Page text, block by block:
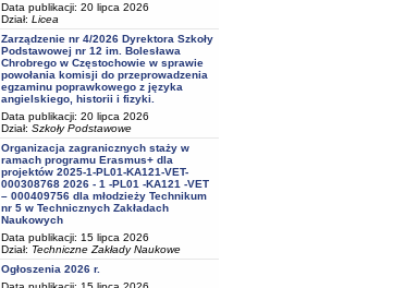
Data publikacji: 20 lipca 2026
Dział: Licea
Zarządzenie nr 4/2026 Dyrektora Szkoły
Podstawowej nr 12 im. Bolesława
Chrobrego w Częstochowie w sprawie
powołania komisji do przeprowadzenia
egzaminu poprawkowego z języka
angielskiego, historii i fizyki.
Data publikacji: 20 lipca 2026
Dział: Szkoły Podstawowe
Organizacja zagranicznych staży w
ramach programu Erasmus+ dla
projektów 2025-1-PL01-KA121-VET-
000308768 2026 - 1 -PL01 -KA121 -VET
– 000409756 dla młodzieży Technikum
nr 5 w Technicznych Zakładach
Naukowych
Data publikacji: 15 lipca 2026
Dział: Techniczne Zakłady Naukowe
Ogłoszenia 2026 r.